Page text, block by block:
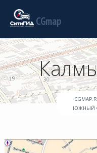
CGmap
ЮЖНЫЙ